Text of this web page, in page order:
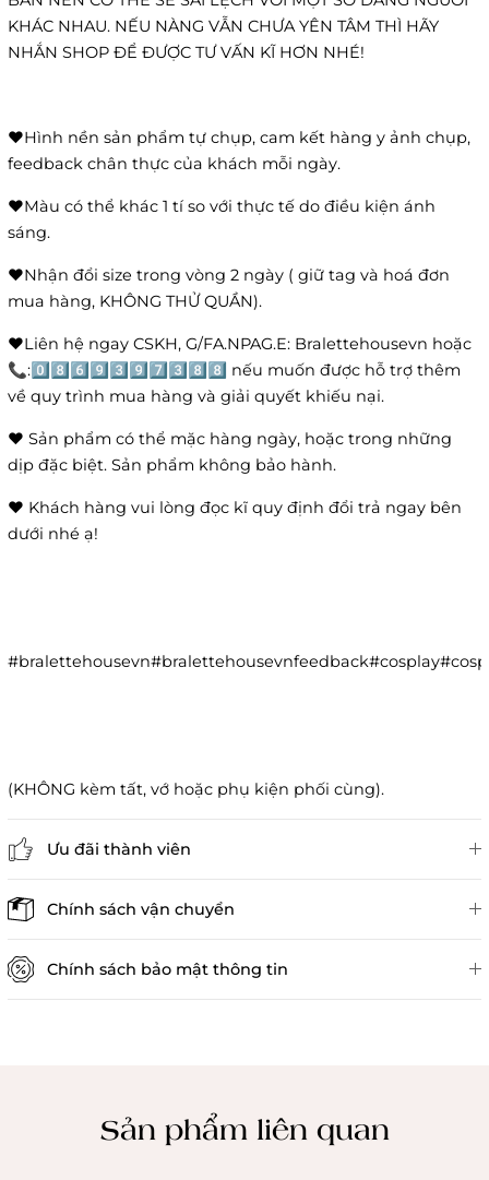
KHÁC NHAU. NẾU NÀNG VẪN CHƯA YÊN TÂM THÌ HÃY
NHẮN SHOP ĐỂ ĐƯỢC TƯ VẤN KĨ HƠN NHÉ!
❤️Hình nền sản phẩm tự chụp, cam kết hàng y ảnh chụp,
feedback chân thực của khách mỗi ngày.
❤️Màu có thể khác 1 tí so với thực tế do điều kiện ánh
sáng.
❤️Nhận đổi size trong vòng 2 ngày ( giữ tag và hoá đơn
mua hàng, KHÔNG THỬ QUẦN).
❤️Liên hệ ngay CSKH, G/FA.NPAG.E: Bralettehousevn hoặc
📞:0️⃣8️⃣6️⃣9️⃣3️⃣9️⃣7️⃣3️⃣8️⃣8️⃣ nếu muốn được hỗ trợ thêm
về quy trình mua hàng và giải quyết khiếu nại.
❤️ Sản phẩm có thể mặc hàng ngày, hoặc trong những
dịp đặc biệt. Sản phẩm không bảo hành.
❤️ Khách hàng vui lòng đọc kĩ quy định đổi trả ngay bên
dưới nhé ạ!
(KHÔNG kèm tất, vớ hoặc phụ kiện phối cùng).
Ưu đãi thành viên
Chính sách vận chuyển
Chính sách bảo mật thông tin
Sản phẩm liên quan